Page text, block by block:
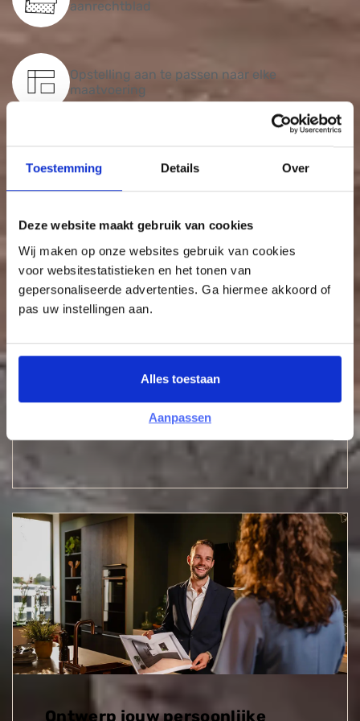
Toestemming Details Over
Deze website maakt gebruik van cookies
Wij maken op onze websites gebruik van cookies
voor websitestatistieken en het tonen van
gepersonaliseerde advertenties. Ga hiermee akkoord of
pas uw instellingen aan.
Alles toestaan
Aanpassen
aanrechtblad
Opstelling aan te passen naar elke
maatvoering
Uitgelicht
Ontvang vrijblijvend het DB
Magazine aanvragen
Ontwerp jouw persoonlijke